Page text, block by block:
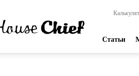
Статьи